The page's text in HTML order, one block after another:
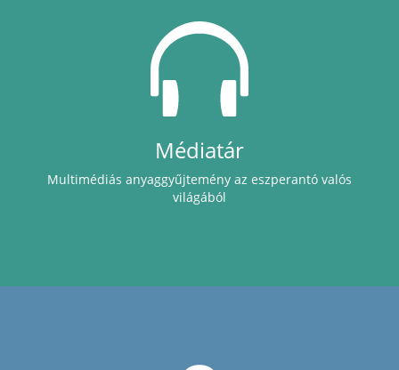
Médiatár
Multimédiás anyaggyűjtemény az eszperantó valós
világából